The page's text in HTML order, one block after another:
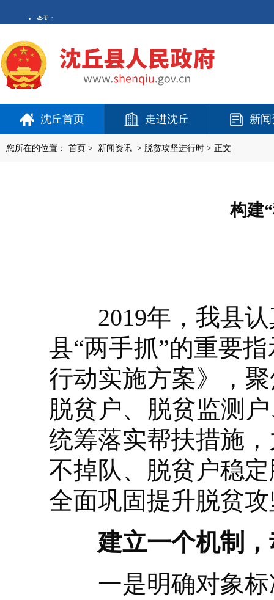
沈丘首页 走进沈丘 新
您所在的位置： 首页 > 新闻资讯 > 脱贫攻坚进行时 > 正文
构建
2019年，我县认
县“两手抓”的重要
行动实施方案》，
脱贫户、脱贫监测
统筹落实帮扶措施
不掉队、脱贫户稳
全面巩固提升脱贫
建立一个机制，
一是明确对象标